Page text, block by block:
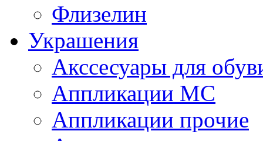
Флизелин
Украшения
Акссесуары для
Аппликации МС
Аппликации прочие